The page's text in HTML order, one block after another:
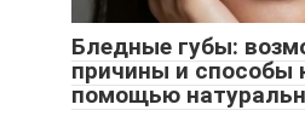
Бледные губы:
причины и способы
помощью